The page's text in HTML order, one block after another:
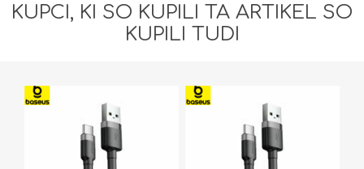
KUPCI, KI SO KUPILI TA ARTIKEL SO
KUPILI TUDI